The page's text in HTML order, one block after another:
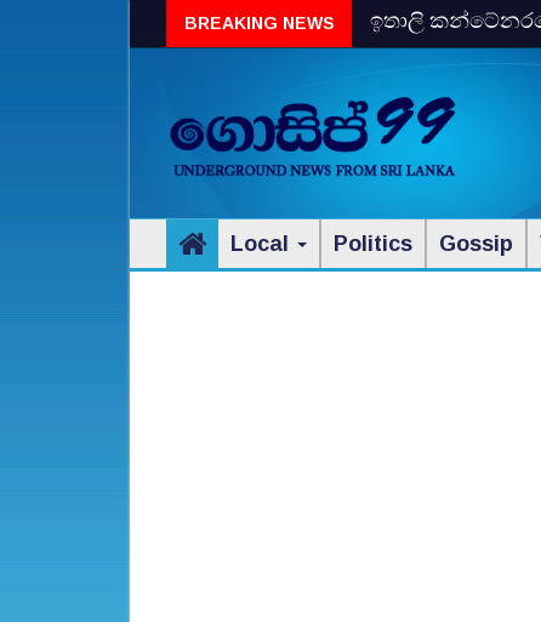
BREAKING NEWS
ඉතාලි
Local Politics Gossip